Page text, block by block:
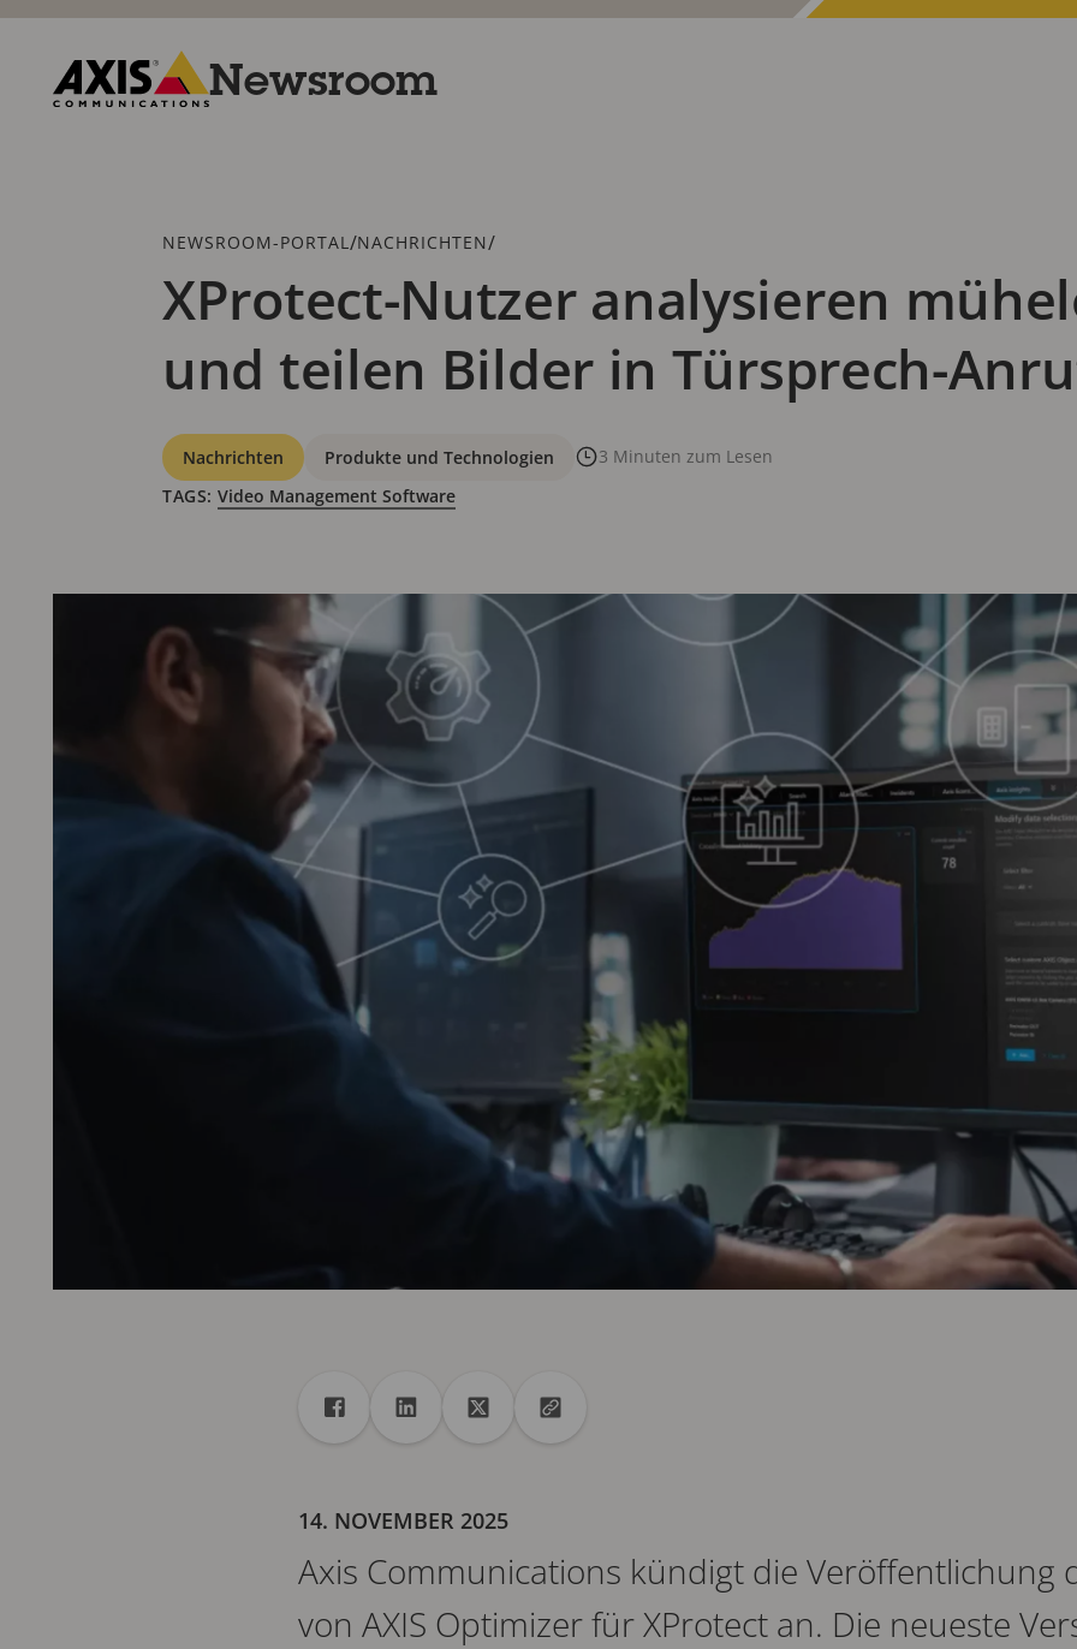
Zum
springen
Newsroom
Breadcrumb
NEWSROOM-PORTAL /NACHRICHTEN/
XProtect-Nutzer analysieren
und teilen Bilder in Türsprech-
Kategorien
Nachrichten Produkte und Technologien
3 Minuten zum Lesen
TAGS: Video Management Software
Freigabe
Teilen auf Facebook
Teilen auf Linkedin
Teilen auf XURL in die Zwischenablage kopieren
14. NOVEMBER 2025
Axis Communications kündigt die Veröffentlichung
von AXIS Optimizer für XProtect an. Die neueste